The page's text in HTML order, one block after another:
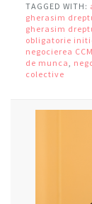
TAGGED WITH:
gherasim
gherasim
obligatorie
negocierea CCM
de munca,
colective